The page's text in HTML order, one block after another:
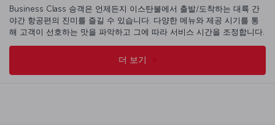
Business Class 승객은 언제든지 이스탄불에서 출발/도착하는 대륙 간
야간 항공편의 진미를 즐길 수 있습니다. 다양한 메뉴와 제공 시기를 통
해 고객이 선호하는 맛을 파악하고 그에 따라 서비스 시간을 조정합니다.
더 보기